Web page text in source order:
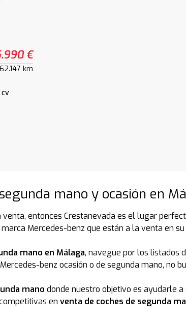
€
62.147 km
cv
mano y ocasión en
venta, entonces Crestanevada es el lugar
Mercedes-benz que están a la venta en
mano en Málaga, navegue por los listados
benz ocasión o de segunda mano, no
mano donde nuestro objetivo es ayudarle
enventa de coches de segunda